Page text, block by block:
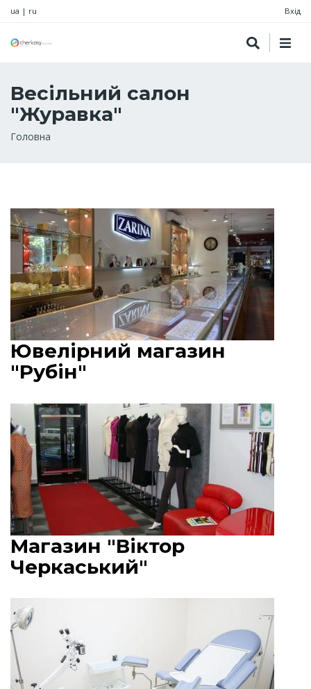
ua | ru Вхід
Весільний салон
"Журавка"
Рядок
Головна
Ювелірний магазин
"Рубін"
Магазин "Віктор
Черкаський"